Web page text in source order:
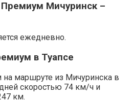
Мичуринск –
ежедневно.
в Туапсе
маршруте из Мичуринска в
скоростью 74 км/ч и
км.